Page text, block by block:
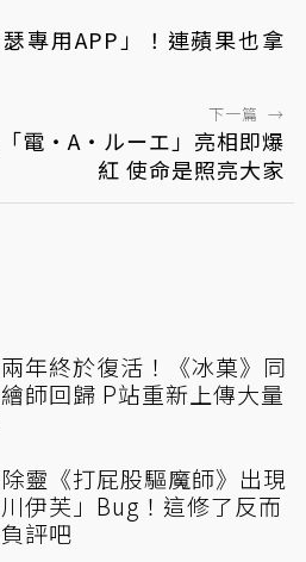
專用APP」！連蘋果也拿
下一篇 →
電・A・ルーエ」亮相即爆
紅 使命是照亮大家
年終於復活！《冰菓》同
師回歸 P站重新上傳大量
靈《打屁股驅魔師》出現
川伊芙」Bug！這修了反而
評吧